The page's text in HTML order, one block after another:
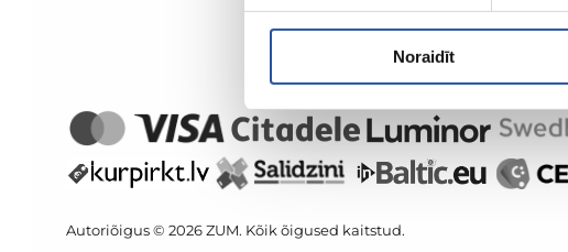
Noraidīt
Autoriõigus © 2026 ZUM. Kõik õigused kaitstud.